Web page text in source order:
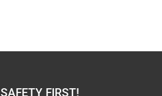
SAFETY FIRST!